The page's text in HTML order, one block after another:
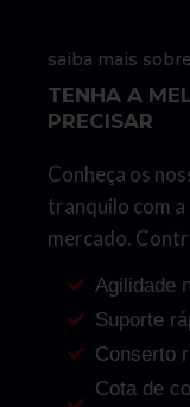
saiba mais
TENHA A
PRECISAR
Conheça os
tranquilo com
mercado.
Agilidade
Suporte
Conserto
Cota de